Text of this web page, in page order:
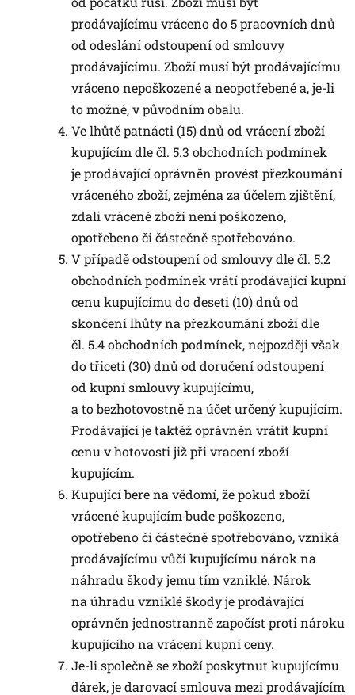
prodávajícímu vráceno do 5 pracovních dnů
od odeslání odstoupení od smlouvy
prodávajícímu. Zboží musí být prodávajícímu
vráceno nepoškozené a neopotřebené a, je-li
to možné, v původním obalu.
Ve lhůtě patnácti (15) dnů od vrácení zboží
kupujícím dle čl. 5.3 obchodních podmínek
je prodávající oprávněn provést přezkoumání
vráceného zboží, zejména za účelem zjištění,
zdali vrácené zboží není poškozeno,
opotřebeno či částečně spotřebováno.
V případě odstoupení od smlouvy dle čl. 5.2
obchodních podmínek vrátí prodávající kupní
cenu kupujícímu do deseti (10) dnů od
skončení lhůty na přezkoumání zboží dle
čl. 5.4 obchodních podmínek, nejpozději však
do třiceti (30) dnů od doručení odstoupení
od kupní smlouvy kupujícímu,
a to bezhotovostně na účet určený kupujícím.
Prodávající je taktéž oprávněn vrátit kupní
cenu v hotovosti již při vracení zboží
kupujícím.
Kupující bere na vědomí, že pokud zboží
vrácené kupujícím bude poškozeno,
opotřebeno či částečně spotřebováno, vzniká
prodávajícímu vůči kupujícímu nárok na
náhradu škody jemu tím vzniklé. Nárok
na úhradu vzniklé škody je prodávající
oprávněn jednostranně započíst proti nároku
kupujícího na vrácení kupní ceny.
Je-li společně se zboží poskytnut kupujícímu
dárek, je darovací smlouva mezi prodávajícím